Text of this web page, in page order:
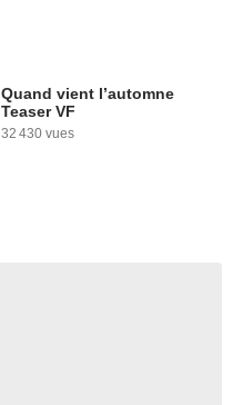
Quand vient l’automne
Teaser VF
32 430 vues